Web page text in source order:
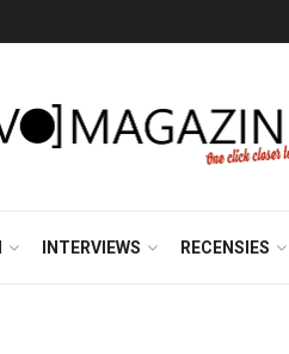
INTERVIEWS RECENSIES